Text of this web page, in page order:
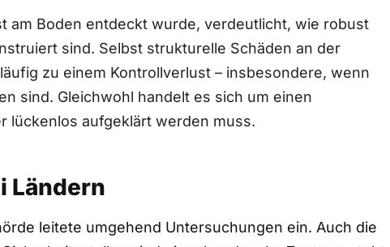
am Boden entdeckt wurde, verdeutlicht, wie robust
sind. Selbst strukturelle Schäden an der
zu einem Kontrollverlust – insbesondere, wenn
sind. Gleichwohl handelt es sich um einen
lückenlos aufgeklärt werden muss.
Ländern
leitete umgehend Untersuchungen ein. Auch die